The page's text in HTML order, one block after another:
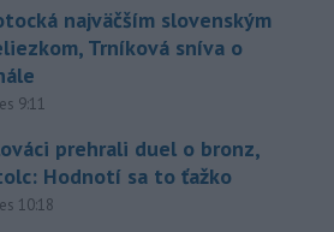
najväčším slovenským
Trníková sníva o
9:11
prehrali duel o bronz,
Hodnotí sa to ťažko
10:18